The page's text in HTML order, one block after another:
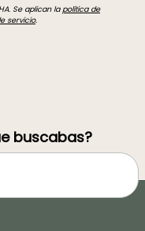
Se aplican lapolítica de
servicio.
buscabas?